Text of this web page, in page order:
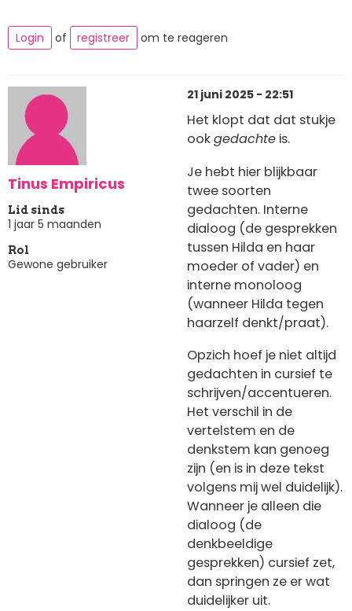
Login of registreer om te reageren
Tinus Empiricus
Lid sinds
1 jaar 5 maanden
Rol
Gewone gebruiker
21 juni 2025 - 22:51
Het klopt dat dat stukje
ookgedachte is.
Je hebt hier blijkbaar
twee soorten
gedachten. Interne
dialoog (de gesprekken
tussen Hilda en haar
moeder of vader) en
interne monoloog
(wanneer Hilda tegen
haarzelf denkt/praat).
Opzich hoef je niet altijd
gedachten in cursief te
schrijven/accentueren.
Het verschil in de
vertelstem en de
denkstem kan genoeg
zijn (en is in deze tekst
volgens mij wel duidelijk).
Wanneer je alleen die
dialoog (de
denkbeeldige
gesprekken) cursief zet,
dan springen ze er wat
duidelijker uit.